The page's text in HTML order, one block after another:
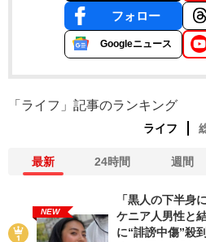
フォロー
Googleニュース
「ライフ」記事のランキング
ライフ
最新 24時間 週間
NEW
「黒人の下半身
ケニア人男性と
に“誹謗中傷”殺